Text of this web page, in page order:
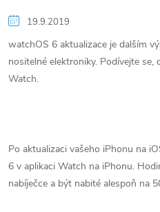
19.9.2019
watchOS 6 aktualizace je dalším
nositelné elektroniky. Podívejte
Watch.
Po aktualizaci vašeho iPhonu na
6 v aplikaci Watch na iPhonu.
nabíječce a být nabité alespoň na